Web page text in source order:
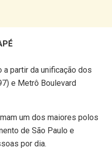
a partir da unificação dos
e Metrô Boulevard
um dos maiores polos
de São Paulo e
por dia.